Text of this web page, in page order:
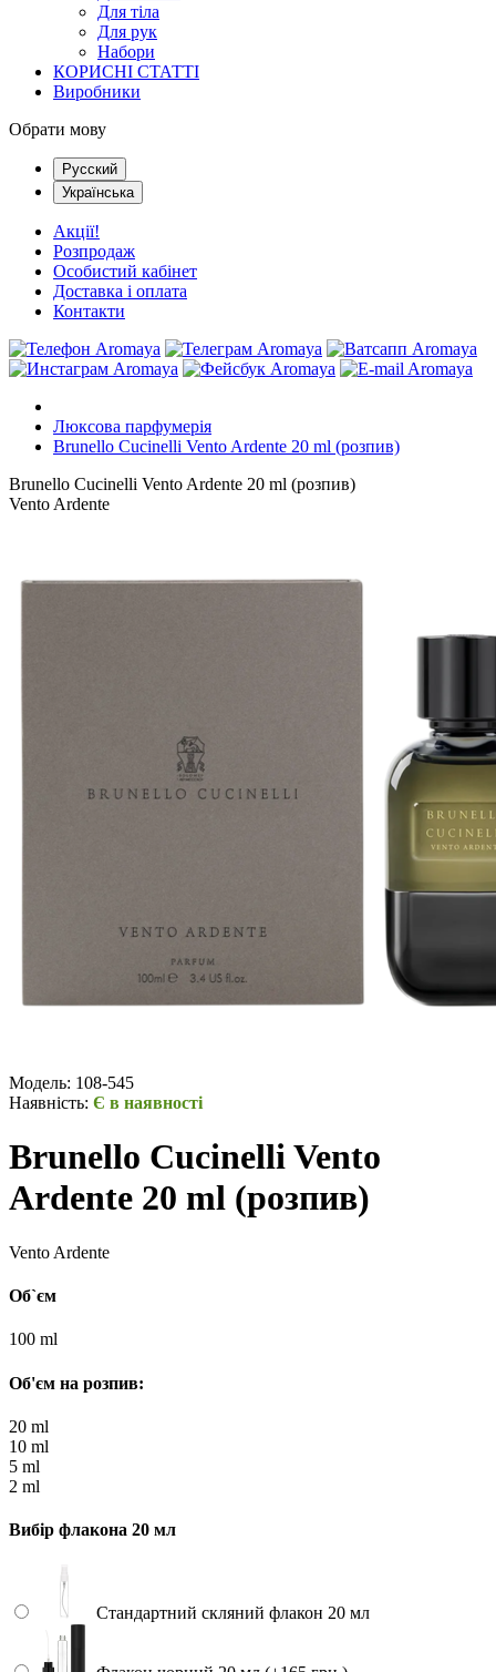
Для тіла
Для рук
Набори
КОРИСНІ СТАТТІ
Виробники
Обрати мову
Русский
Українська
Акції!
Розпродаж
Особистий кабінет
Доставка і оплата
Контакти
Люксова парфумерія
Brunello Cucinelli Vento Ardente 20 ml (розпив)
Brunello Cucinelli Vento Ardente 20 ml (розпив)
Vento Ardente
Модель: 108-545
Наявність: Є в наявності
Brunello Cucinelli Vento
Ardente 20 ml (розпив)
Vento Ardente
Об`єм
100 ml
Об'єм на розпив:
20 ml
10 ml
5 ml
2 ml
Вибір флакона 20 мл
Стандартний скляний флакон 20 мл